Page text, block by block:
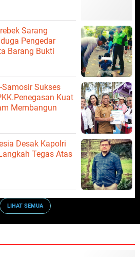
Sarang
Pengedar
Barang Bukti
Samosir Sukses
Kuat
Membangun
Desak Kapolri
Tegas Atas
LIHAT SEMUA